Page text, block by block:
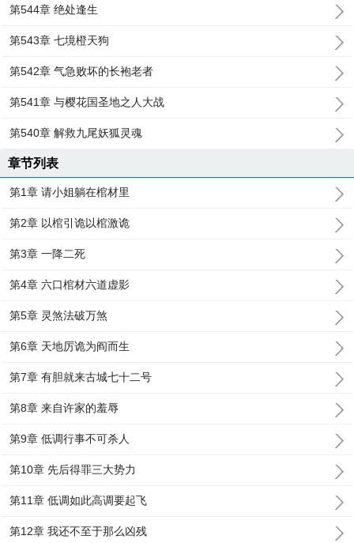
第544章 绝处逢生
第543章 七境橙天狗
第542章 气急败坏的长袍老者
第541章 与樱花国圣地之人大战
第540章 解救九尾妖狐灵魂
章节列表
第1章 请小姐躺在棺材里
第2章 以棺引诡以棺激诡
第3章 一降二死
第4章 六口棺材六道虚影
第5章 灵煞法破万煞
第6章 天地厉诡为阎而生
第7章 有胆就来古城七十二号
第8章 来自许家的羞辱
第9章 低调行事不可杀人
第10章 先后得罪三大势力
第11章 低调如此高调要起飞
第12章 我还不至于那么凶残